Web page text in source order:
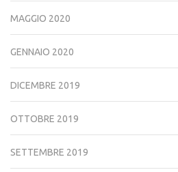
MAGGIO 2020
GENNAIO 2020
DICEMBRE 2019
OTTOBRE 2019
SETTEMBRE 2019